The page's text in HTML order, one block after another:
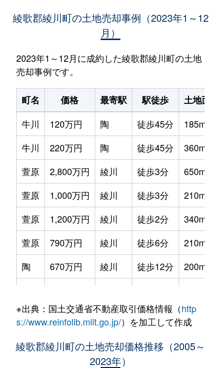
綾歌郡綾川町の土地売却事例（2023年1～12
月）
2023年1～12月に成約した綾歌郡綾川町の土地
売却事例です。
町名 価格 最寄駅 駅徒歩
土地面積
牛川
120万円 陶 徒歩45分
185m²
牛川
220万円 陶 徒歩45分
360m²
萱原
2,800万円 綾川 徒歩3分
650m²
萱原
1,000万円 綾川 徒歩3分
210m²
萱原
1,200万円 綾川 徒歩2分
340m²
萱原
790万円 綾川 徒歩6分
210m²
陶
670万円 綾川 徒歩12分
200m²
陶
1,200万円 陶 徒歩9分
350m²
滝宮
※出典：国土交通省不動産取引価格情報（http
s://www.reinfolib.mlit.go.jp/）を加工して作成
綾歌郡綾川町の土地売却価格推移（2005～
2023年）